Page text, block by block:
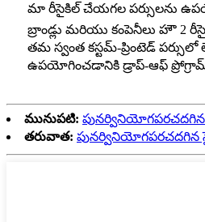
మా రీసైకిల్ చేయగల పర్సులను
బ్రాండ్లు మరియు కంపెనీలు హౌ 2
తమ స్వంత కస్టమ్-ప్రింటెడ్ పర్సులో
ఉపయోగించడానికి డ్రాప్-ఆఫ్
మునుపటి:
తరువాత: పునర్వినియోగపరచదగిన